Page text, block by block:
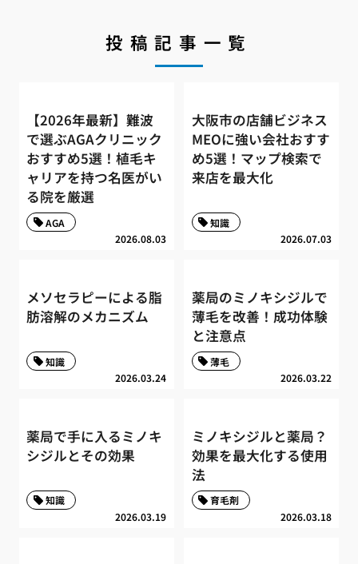
投稿記事一覧
【2026年最新】難波
で選ぶAGAクリニック
おすすめ5選！植毛キ
ャリアを持つ名医がい
る院を厳選
2026.08.03
AGA
大阪市の店舗ビジネス
MEOに強い会社おすす
め5選！マップ検索で
来店を最大化
2026.07.03
知識
メソセラピーによる脂
肪溶解のメカニズム
2026.03.24
知識
薬局のミノキシジルで
薄毛を改善！成功体験
と注意点
2026.03.22
薄毛
薬局で手に入るミノキ
シジルとその効果
2026.03.19
知識
ミノキシジルと薬局？
効果を最大化する使用
法
2026.03.18
育毛剤